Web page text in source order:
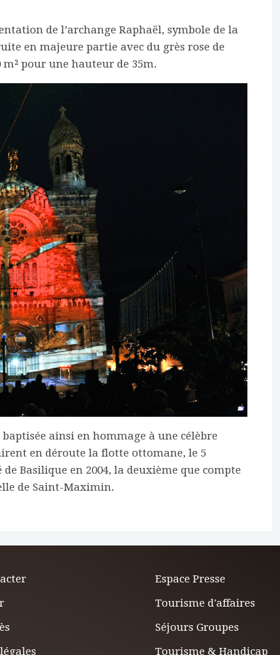
de l’archange Raphaël, symbole de la
en majeure partie avec du grès rose de
m² pour une hauteur de 35m.
ainsi en hommage à une célèbre
en déroute la flotte ottomane, le 5
Basilique en 2004, la deuxième que compte
de Saint-Maximin.
Espace Presse
Tourisme d'affaires
Séjours Groupes
Tourisme & Handicap